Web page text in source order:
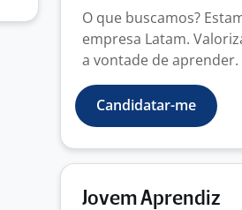
O que buscamos?
empresa Latam.
a vontade de aprender.
Candidatar-me
Jovem Aprendiz